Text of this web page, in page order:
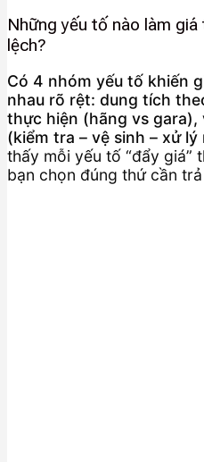
Những yếu tố nào làm
lệch?
Có 4 nhóm yếu tố khiến
nhau rõ rệt: dung tích
thực hiện (hãng vs gara),
(kiểm tra – vệ sinh – xử lý
thấy mỗi yếu tố “đẩy giá”
bạn chọn đúng thứ cần